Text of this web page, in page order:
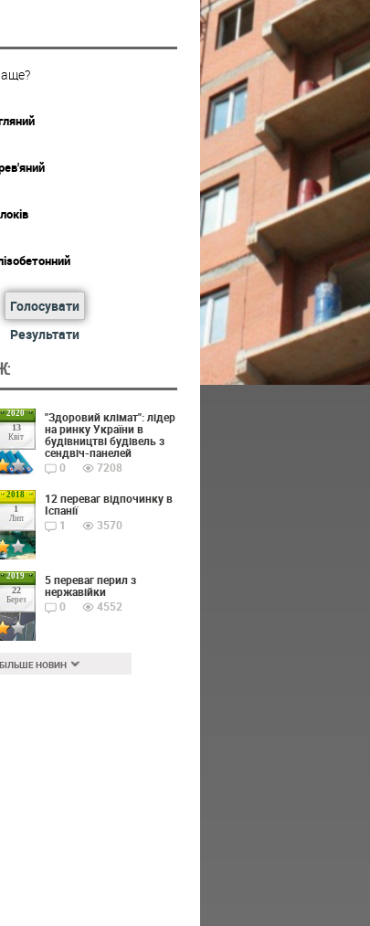
Голосувати
Результати
2020
13
Квіт
"Здоровий клімат": лідер
на ринку України в
будівництві будівель з
сендвіч-панелей
0
7208
2018
1
Лип
12 переваг відпочинку в
Іспанії
1
3570
2019
22
Берез
5 переваг перил з
нержавійки
0
4552
БІЛЬШЕ НОВИН